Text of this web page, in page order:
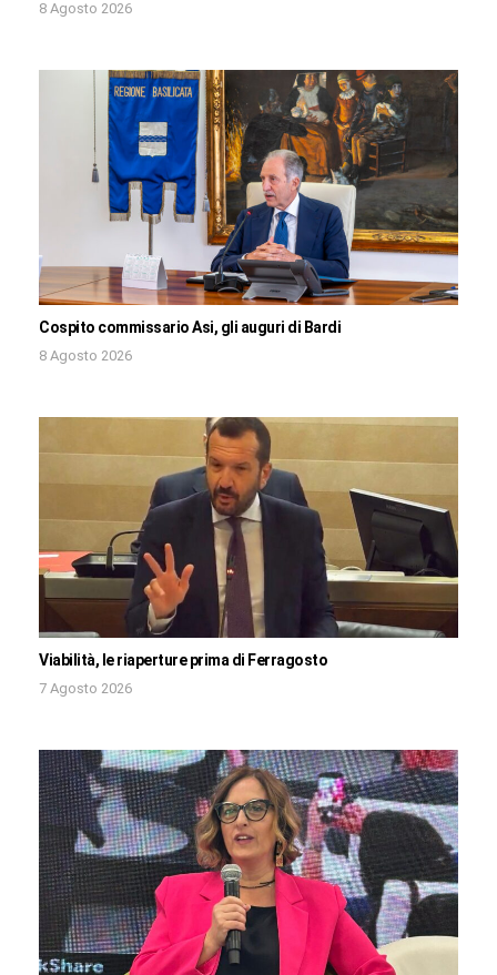
8 Agosto 2026
Cospito commissario Asi, gli auguri di Bardi
8 Agosto 2026
Viabilità, le riaperture prima di Ferragosto
7 Agosto 2026